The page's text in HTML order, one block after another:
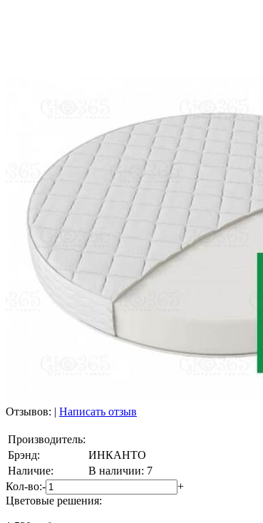
Отзывов: | Написать отзыв
Производитель:
Брэнд:
ИНКАНТО
Наличие:
В наличии: 7
Кол-во:-
+
Цветовые решения: